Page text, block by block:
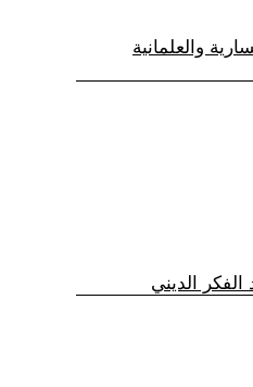
والعلمانية
الفكر الديني